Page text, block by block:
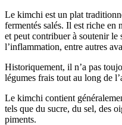
Le kimchi est un plat
fermentés salés. Il est riche en
et peut contribuer à soutenir le
l’inflammation, entre autres
Historiquement, il n’a pas
légumes frais tout au long de
Le kimchi contient
tels que du sucre, du sel, des
piments.